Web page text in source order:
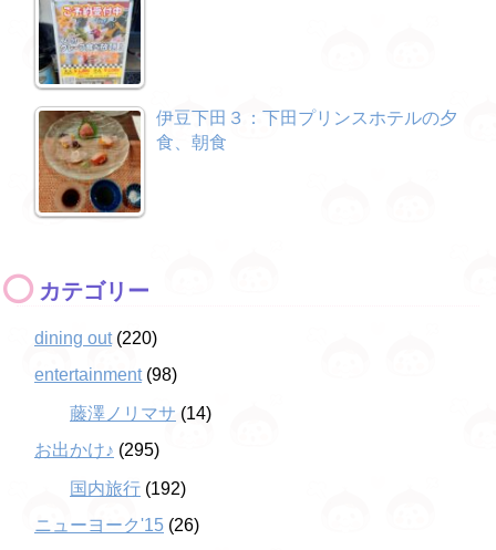
伊豆下田３：下田プリンスホテルの夕
食、朝食
カテゴリー
dining out(220)
entertainment(98)
藤澤ノリマサ (14)
お出かけ♪ (295)
国内旅行 (192)
ニューヨーク'15 (26)